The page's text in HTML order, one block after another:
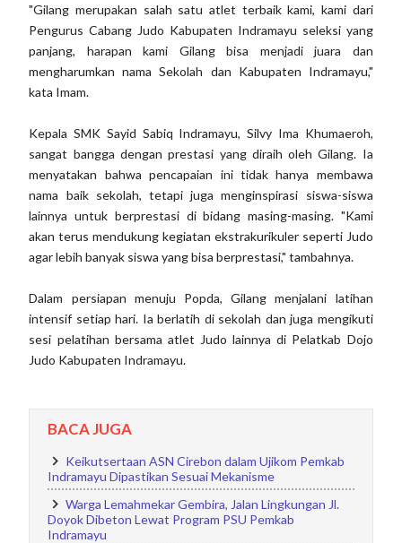
"Gilang merupakan salah satu atlet terbaik kami, kami dari
Pengurus Cabang Judo Kabupaten Indramayu seleksi yang
panjang, harapan kami Gilang bisa menjadi juara dan
mengharumkan nama Sekolah dan Kabupaten Indramayu,"
kata Imam.
Kepala SMK Sayid Sabiq Indramayu, Silvy Ima Khumaeroh,
sangat bangga dengan prestasi yang diraih oleh Gilang. Ia
menyatakan bahwa pencapaian ini tidak hanya membawa
nama baik sekolah, tetapi juga menginspirasi siswa-siswa
lainnya untuk berprestasi di bidang masing-masing. "Kami
akan terus mendukung kegiatan ekstrakurikuler seperti Judo
agar lebih banyak siswa yang bisa berprestasi," tambahnya.
Dalam persiapan menuju Popda, Gilang menjalani latihan
intensif setiap hari. Ia berlatih di sekolah dan juga mengikuti
sesi pelatihan bersama atlet Judo lainnya di Pelatkab Dojo
Judo Kabupaten Indramayu.
BACA JUGA
Keikutsertaan ASN Cirebon dalam Ujikom Pemkab
Indramayu Dipastikan Sesuai Mekanisme
Warga Lemahmekar Gembira, Jalan Lingkungan Jl.
Doyok Dibeton Lewat Program PSU Pemkab
Indramayu